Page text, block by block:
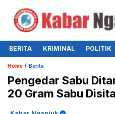
BERITA KRIMINAL POLITIK
Home / Berita
Pengedar Sabu
20 Gram Sabu Disita